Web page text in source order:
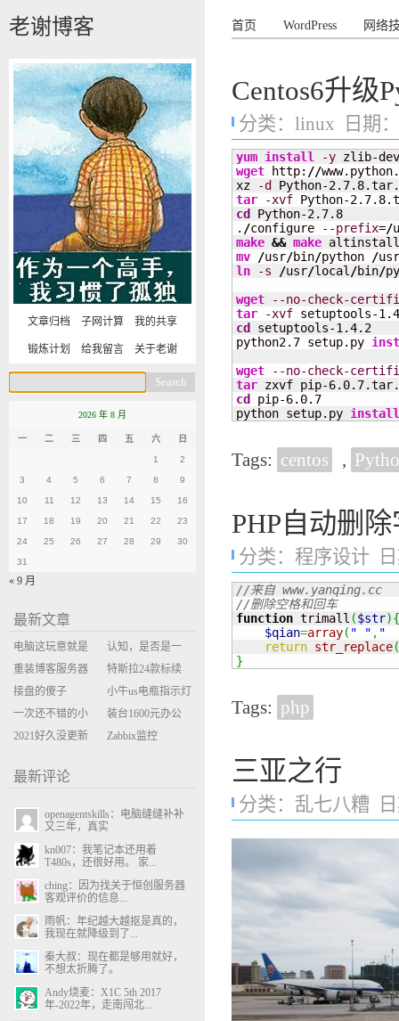
老谢博客 首页 WordPress 网络
Centos6升级
分类： linux 日期
yum install -y zlib-
wget http: //
xz
-d
tar
-xvf
cd
Python-2.7.8
. /configure --prefix=/
make && make
mv
/usr/bin/python /usr
ln
-s /usr/local /bin/
wget
--no-check-
tar
-xvf
cd
setuptools-1.4.2
python2.7 setup.py
wget
--no-check-
tar
cd
pip-6.0.7
python setup.py install
Tags: centos ,
PHP自动删
分类： 程序设计
//来自 www.yanqing.cc
//删除空格和回车
function trimall ($str){
$qian=array( " " , "
return str_replace(
}
Tags: php
三亚之行
分类： 乱七八糟
文章归档 子网计算 我的共享
锻炼计划 给我留言 关于老谢
2026 年 8 月
一 二 三 四 五 六 日
1 2
3 4 5 6 7 8 9
10 11 12 13 14 15 16
17 18 19 20 21 22 23
24 25 26 27 28 29 30
31
« 9 月
最新文章
电脑这玩意就是
缝缝补补的事
认知，是否是一
座大山？当架构
决策变成配置清
单比价
重装博客服务器
环境
特斯拉24款标续
Model Y 2万公里
使用体验
接盘的傻子
小牛us电瓶指示灯
闪三次不上电
一次还不错的小
米售后体验
装台1600元办公
主机
2021好久没更新
Zabbix监控
最新评论
openagentskills：电脑缝缝补补
又三年，真实
kn007：我笔记本还用着
T480s，还很好用。 家...
ching：因为找关于恒创服务器
客观评价的信息...
雨帆：年纪越大越抠是真的，
我现在就降级到了...
秦大叔：现在都是够用就好，
不想太折腾了。
Andy烧麦：X1C 5th 2017
年-2022年，走南闯北...